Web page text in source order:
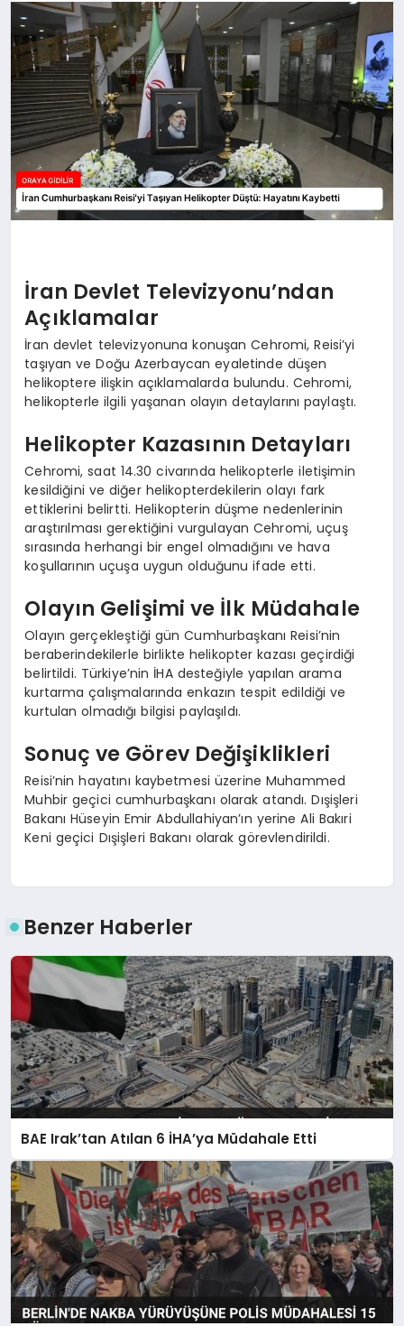
İran Devlet Televizyonu’ndan
Açıklamalar
İran devlet televizyonuna konuşan Cehromi, Reisi’yi
taşıyan ve Doğu Azerbaycan eyaletinde düşen
helikoptere ilişkin açıklamalarda bulundu. Cehromi,
helikopterle ilgili yaşanan olayın detaylarını paylaştı.
Helikopter Kazasının Detayları
Cehromi, saat 14.30 civarında helikopterle iletişimin
kesildiğini ve diğer helikopterdekilerin olayı fark
ettiklerini belirtti. Helikopterin düşme nedenlerinin
araştırılması gerektiğini vurgulayan Cehromi, uçuş
sırasında herhangi bir engel olmadığını ve hava
koşullarının uçuşa uygun olduğunu ifade etti.
Olayın Gelişimi ve İlk Müdahale
Olayın gerçekleştiği gün Cumhurbaşkanı Reisi’nin
beraberindekilerle birlikte helikopter kazası geçirdiği
belirtildi. Türkiye’nin İHA desteğiyle yapılan arama
kurtarma çalışmalarında enkazın tespit edildiği ve
kurtulan olmadığı bilgisi paylaşıldı.
Sonuç ve Görev Değişiklikleri
Reisi’nin hayatını kaybetmesi üzerine Muhammed
Muhbir geçici cumhurbaşkanı olarak atandı. Dışişleri
Bakanı Hüseyin Emir Abdullahiyan’ın yerine Ali Bakıri
Keni geçici Dışişleri Bakanı olarak görevlendirildi.
Benzer Haberler
BAE Irak’tan Atılan 6 İHA’ya Müdahale Etti